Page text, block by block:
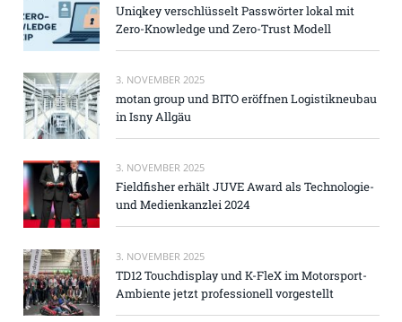
Uniqkey verschlüsselt Passwörter lokal mit
Zero-Knowledge und Zero-Trust Modell
3. NOVEMBER 2025
motan group und BITO eröffnen Logistikneubau
in Isny Allgäu
3. NOVEMBER 2025
Fieldfisher erhält JUVE Award als Technologie-
und Medienkanzlei 2024
3. NOVEMBER 2025
TD12 Touchdisplay und K-FleX im Motorsport-
Ambiente jetzt professionell vorgestellt